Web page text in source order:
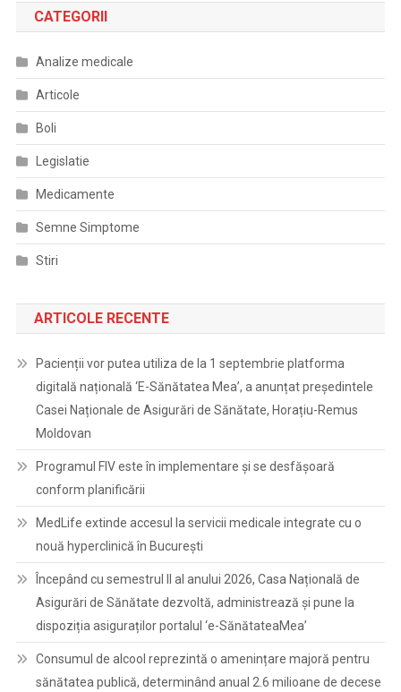
CATEGORII
Analize medicale
Articole
Boli
Legislatie
Medicamente
Semne Simptome
Stiri
ARTICOLE RECENTE
Pacienții vor putea utiliza de la 1 septembrie platforma
digitală națională ‘E-Sănătatea Mea’, a anunțat președintele
Casei Naționale de Asigurări de Sănătate, Horațiu-Remus
Moldovan
Programul FIV este în implementare și se desfășoară
conform planificării
MedLife extinde accesul la servicii medicale integrate cu o
nouă hyperclinică în București
Începând cu semestrul II al anului 2026, Casa Națională de
Asigurări de Sănătate dezvoltă, administrează și pune la
dispoziția asiguraților portalul ‘e-SănătateaMea’
Consumul de alcool reprezintă o amenințare majoră pentru
sănătatea publică, determinând anual 2.6 milioane de decese